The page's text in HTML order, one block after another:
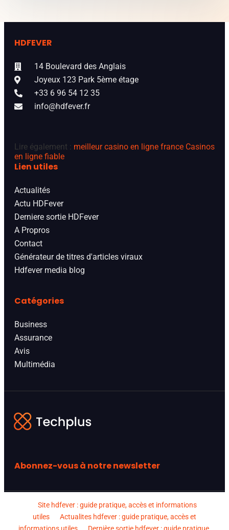
HDFEVER
14 Boulevard des Anglais
Joyeux 123 Park 5ème étage
+33 6 96 54 12 35
info@hdfever.fr
Lire également : meilleur casino en ligne france Casinos
en ligne fiable
Lien utiles
Actualités
Actu HDFever
Derniere sortie HDFever
A Propros
Contact
Générateur de titres d'articles viraux
Hdfever media blog
Catégories
Business
Assurance
Avis
Multimédia
Abonnez-vous à notre newsletter
Site hdfever : guide pratique, accès et informations
utiles
Actualites hdfever : guide pratique, accès et